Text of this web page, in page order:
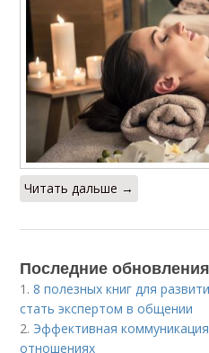
Читать дальше →
Последние
1.8 полезных книг для
стать экспертом в общении
2. Эффективная
отношениях